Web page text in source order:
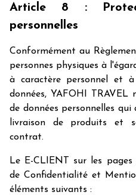
Article 8 :
personnelles
Conformément au
personnes physiques à
à caractère personnel et
données, YAFOHI
de données personnelles
livraison de produits et
contrat.
Le E-CLIENT sur les
de Confidentialité et
éléments suivants :